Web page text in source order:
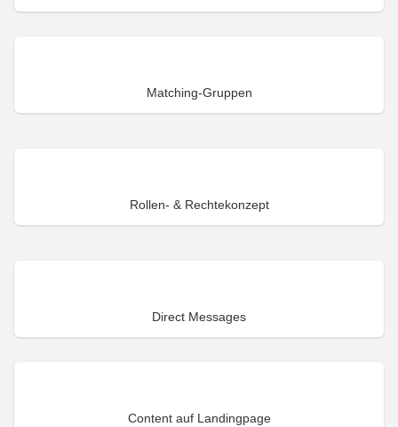
Matching-Gruppen
Rollen- & Rechtekonzept
Direct Messages
Content auf Landingpage